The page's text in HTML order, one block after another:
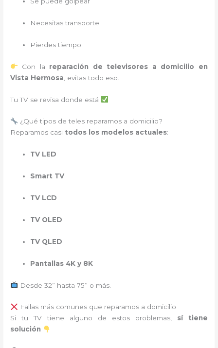
Necesitas transporte
Pierdes tiempo
Con la reparación de televisores a domicilio en
Vista Hermosa , evitas todo eso.
Tu TV se revisa donde está
¿Qué tipos de teles reparamos a domicilio?
Reparamos casi todos los modelos actuales:
TV LED
Smart TV
TV LCD
TV OLED
TV QLED
Pantallas 4K y 8K
Desde 32” hasta 75” o más.
Fallas más comunes que reparamos a domicilio
Si tu TV tiene alguno de estos problemas, sí tiene
solución